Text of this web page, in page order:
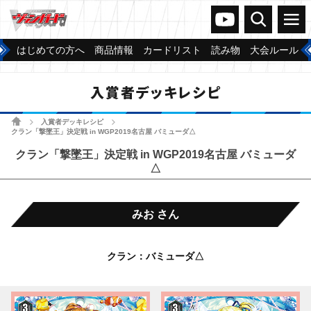
ヴァンガードch
検索 メニュー
はじめての方へ 商品情報 カードリスト 読み物 大会ルール
入賞者デッキレシピ
ホーム 入賞者デッキレシピ
クラン「撃墜王」決定戦 in WGP2019名古屋 バミューダ△
クラン「撃墜王」決定戦 in WGP2019名古屋 バミューダ
△
みお さん
クラン：バミューダ△